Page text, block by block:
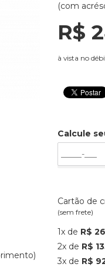
(com
R$
à vista no
Calcule
Cartão de
(sem frete)
1x de R$
2x de R$
3x de R$